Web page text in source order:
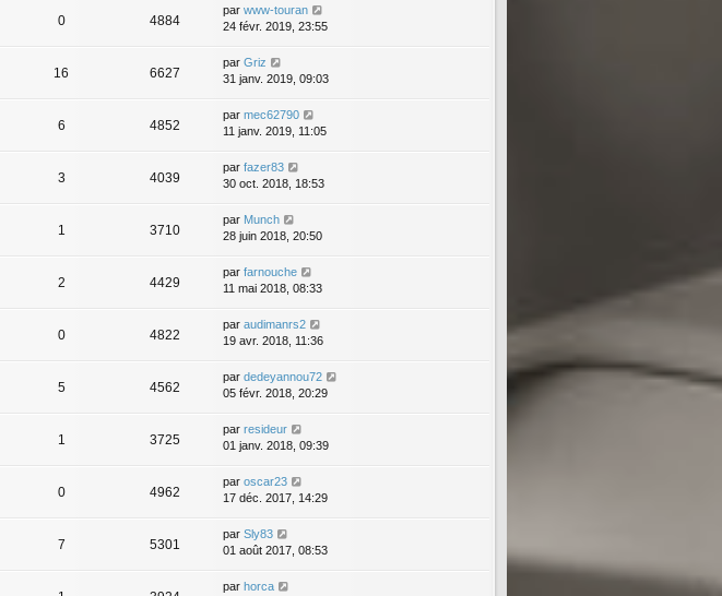
0 4884
par www-touran
24 févr. 2019, 23:55
16 6627
par Griz
31 janv. 2019, 09:03
6 4852
par mec62790
11 janv. 2019, 11:05
3 4039
par fazer83
30 oct. 2018, 18:53
1 3710
par Munch
28 juin 2018, 20:50
2 4429
par farnouche
11 mai 2018, 08:33
0 4822
par audimanrs2
19 avr. 2018, 11:36
5 4562
par dedeyannou72
05 févr. 2018, 20:29
1 3725
par resideur
01 janv. 2018, 09:39
0 4962
par oscar23
17 déc. 2017, 14:29
7 5301
par Sly83
01 août 2017, 08:53
par horca